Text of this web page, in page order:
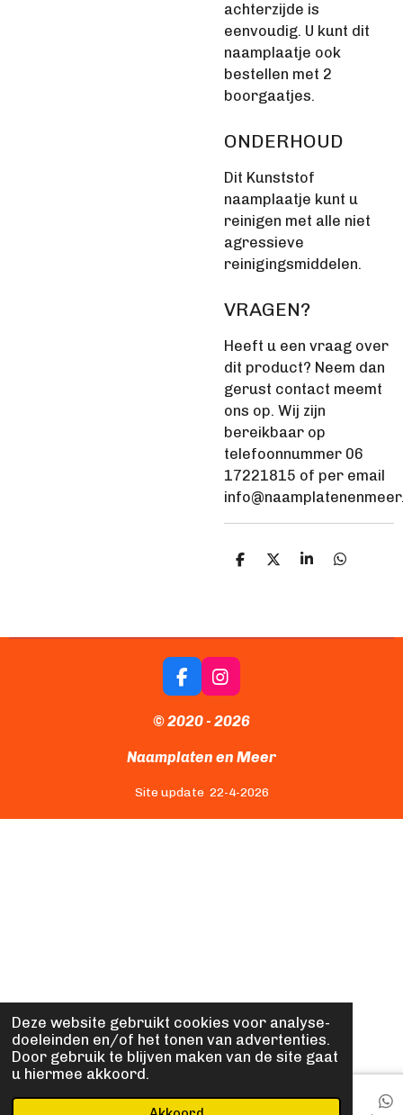
Deze website gebruikt cookies voor analyse-
doeleinden en/of het tonen van advertenties.
Door gebruik te blijven maken van de site gaat
u hiermee akkoord.
achterzijde is
eenvoudig. U kunt dit
naamplaatje ook
bestellen met 2
boorgaatjes.
ONDERHOUD
Dit Kunststof
naamplaatje kunt u
reinigen met alle niet
agressieve
reinigingsmiddelen.
VRAGEN?
Heeft u een vraag over
dit product? Neem dan
gerust contact meemt
ons op. Wij zijn
bereikbaar op
telefoonnummer 06
17221815 of per email
D
D
S
D
F
a
c
b
o
I
n
s
a
r
m
© 2020 - 2026
Naamplaten en Meer
Site update 22-4-2026